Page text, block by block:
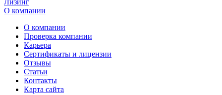
Лизинг
О компании
О компании
Проверка компании
Карьера
Сертификаты и лицензии
Отзывы
Статьи
Контакты
Карта сайта